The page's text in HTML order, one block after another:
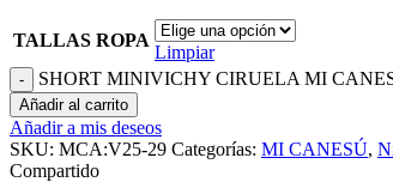
TALLAS ROPA
Limpiar
SHORT MINIVICHY CIRUELA MI
Añadir al carrito
Añadir a mis deseos
SKU: MCA:V25-29 Categorías: MI CANESÚ,
Compartido